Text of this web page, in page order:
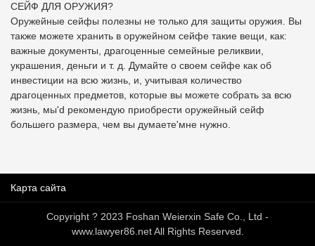
СЕЙФ ДЛЯ ОРУЖИЯ?
Оружейные сейфы полезны не только для защиты оружия. Вы
также можете хранить в оружейном сейфе такие вещи, как:
важные документы, драгоценные семейные реликвии,
украшения, деньги и т. д. Думайте о своем сейфе как об
инвестиции на всю жизнь, и, учитывая количество
драгоценных предметов, которые вы можете собрать за всю
жизнь, мы'd рекомендую приобрести оружейный сейф
большего размера, чем вы думаете'мне нужно.
Карта сайта
Copyright ? 2023 Foshan Weierxin Safe Co., Ltd -
www.lawyer86.net All Rights Reserved.